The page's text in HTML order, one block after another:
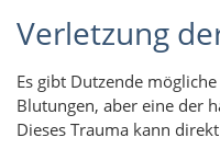
Verletzung
Es gibt Dutzende
Blutungen, aber eine der
Dieses Trauma kann